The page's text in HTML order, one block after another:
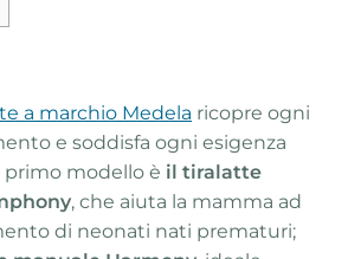
a marchio Medela ricopre ogni
e soddisfa ogni esigenza
modello è il tiralatte
, che aiuta la mamma ad
di neonati nati prematuri;